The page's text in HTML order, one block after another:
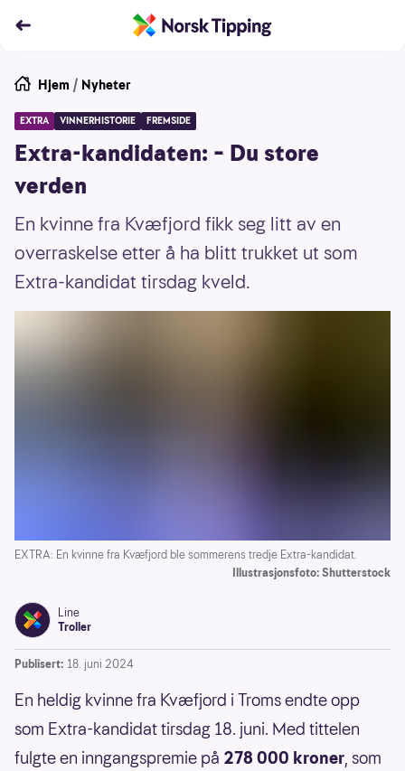
Hjem / Nyheter
EXTRA VINNERHISTORIE FREMSIDE
Extra-kandidaten: – Du store
verden
En kvinne fra Kvæfjord fikk seg litt av en
overraskelse etter å ha blitt trukket ut som
Extra-kandidat tirsdag kveld.
EXTRA: En kvinne fra Kvæfjord ble sommerens tredje Extra-kandidat.
Illustrasjonsfoto: Shutterstock
Line
Troller
Publisert: 18. juni 2024
En heldig kvinne fra Kvæfjord i Troms endte opp
som Extra-kandidat tirsdag 18. juni. Med tittelen
fulgte en inngangspremie på 278 000 kroner, som